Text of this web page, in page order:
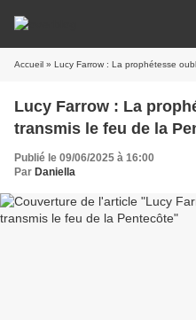
Accueil » Lucy Farrow : La prophétesse
Lucy Farrow : La
transmis le feu de la
Publié le 09/06/2025 à 16:00
Par Daniella